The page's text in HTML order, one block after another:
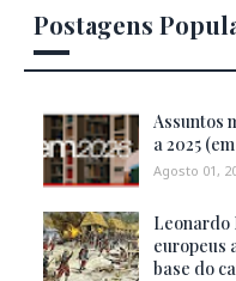
Postagens
Assuntos
a 2025
Agosto 01,
Leonardo
europeus
base do